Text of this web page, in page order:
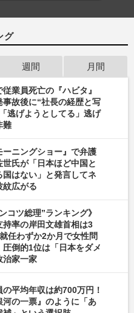
グ
週間 月間
業員死亡の『ハビタ』
事故後に“社長の経歴と写
逃げようとしてる」逃げ
難
ーニングショー』で弁護
世氏が「日本ほど中国と
国はない」と発言してネ
紋広がる
コツ総理”ランキング》
持率の岸田文雄首相は3
任わずか2か月で女性問
圧倒的1位は「日本をダメ
治家一家
平均年収は約700万円！
河の一票』のように「あ